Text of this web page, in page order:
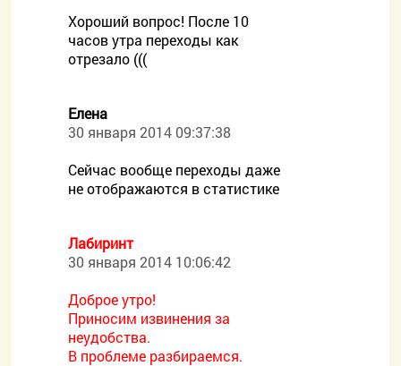
Хороший вопрос! После 10
часов утра переходы как
отрезало (((
Елена
30 января 2014 09:37:38
Сейчас вообще переходы даже
не отображаются в статистике
Лабиринт
30 января 2014 10:06:42
Доброе утро!
Приносим извинения за
неудобства.
В проблеме разбираемся.